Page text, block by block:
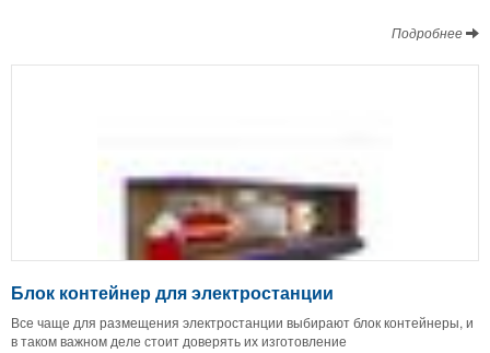
Подробнее
Блок контейнер для электростанции
Все чаще для размещения электростанции выбирают блок контейнеры, и
в таком важном деле стоит доверять их изготовление